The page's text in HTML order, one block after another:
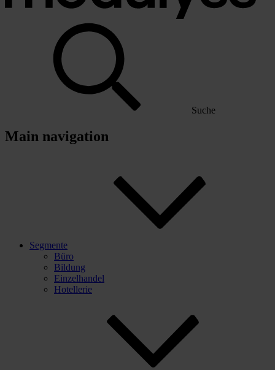
Suche
Main navigation
Segmente
Büro
Bildung
Einzelhandel
Hotellerie